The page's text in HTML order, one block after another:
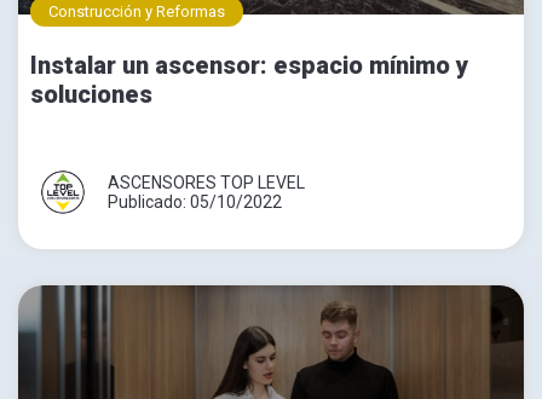
Construcción y Reformas
Instalar un ascensor: espacio mínimo y
soluciones
ASCENSORES TOP LEVEL
Publicado: 05/10/2022